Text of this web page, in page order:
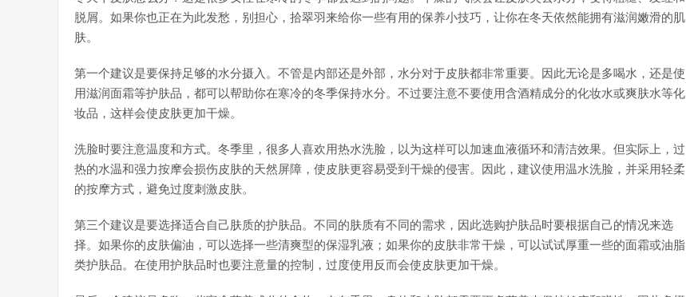
脱屑。如果你也正在为此发愁，别担心，拾翠羽来给你一些有用的保养小技巧，让你在冬天依然能拥有滋润嫩滑的肌
肤。
第一个建议是要保持足够的水分摄入。不管是内部还是外部，水分对于皮肤都非常重要。因此无论是多喝水，还是使
用滋润面霜等护肤品，都可以帮助你在寒冷的冬季保持水分。不过要注意不要使用含酒精成分的化妆水或爽肤水等化
妆品，这样会使皮肤更加干燥。
洗脸时要注意温度和方式。冬季里，很多人喜欢用热水洗脸，以为这样可以加速血液循环和清洁效果。但实际上，过
热的水温和强力按摩会损伤皮肤的天然屏障，使皮肤更容易受到干燥的侵害。因此，建议使用温水洗脸，并采用轻柔
的按摩方式，避免过度刺激皮肤。
第三个建议是要选择适合自己肤质的护肤品。不同的肤质有不同的需求，因此选购护肤品时要根据自己的情况来选
择。如果你的皮肤偏油，可以选择一些清爽型的保湿乳液；如果你的皮肤非常干燥，可以试试厚重一些的面霜或油脂
类护肤品。在使用护肤品时也要注意量的控制，过度使用反而会使皮肤更加干燥。